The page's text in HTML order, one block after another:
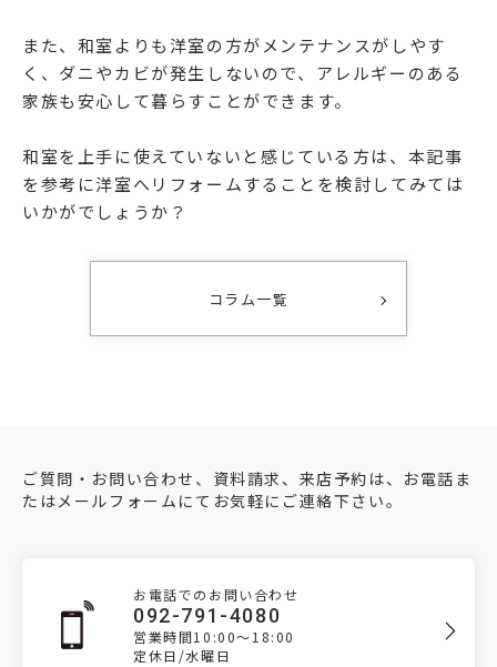
また、和室よりも洋室の方がメンテナンスがしやす
く、ダニやカビが発生しないので、アレルギーのある
家族も安心して暮らすことができます。
和室を上手に使えていないと感じている方は、本記事
を参考に洋室へリフォームすることを検討してみては
いかがでしょうか？
コラム一覧
ご質問・お問い合わせ、資料請求、来店予約は、お電話ま
たはメールフォームにてお気軽にご連絡下さい。
お電話でのお問い合わせ
092-791-4080
営業時間10:00～18:00
定休日/水曜日